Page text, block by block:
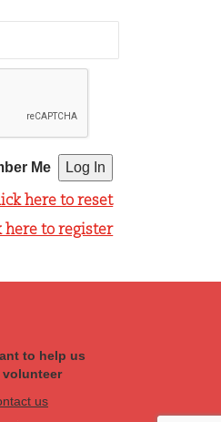
Me
here to reset
here to register
to help us
volunteer
us